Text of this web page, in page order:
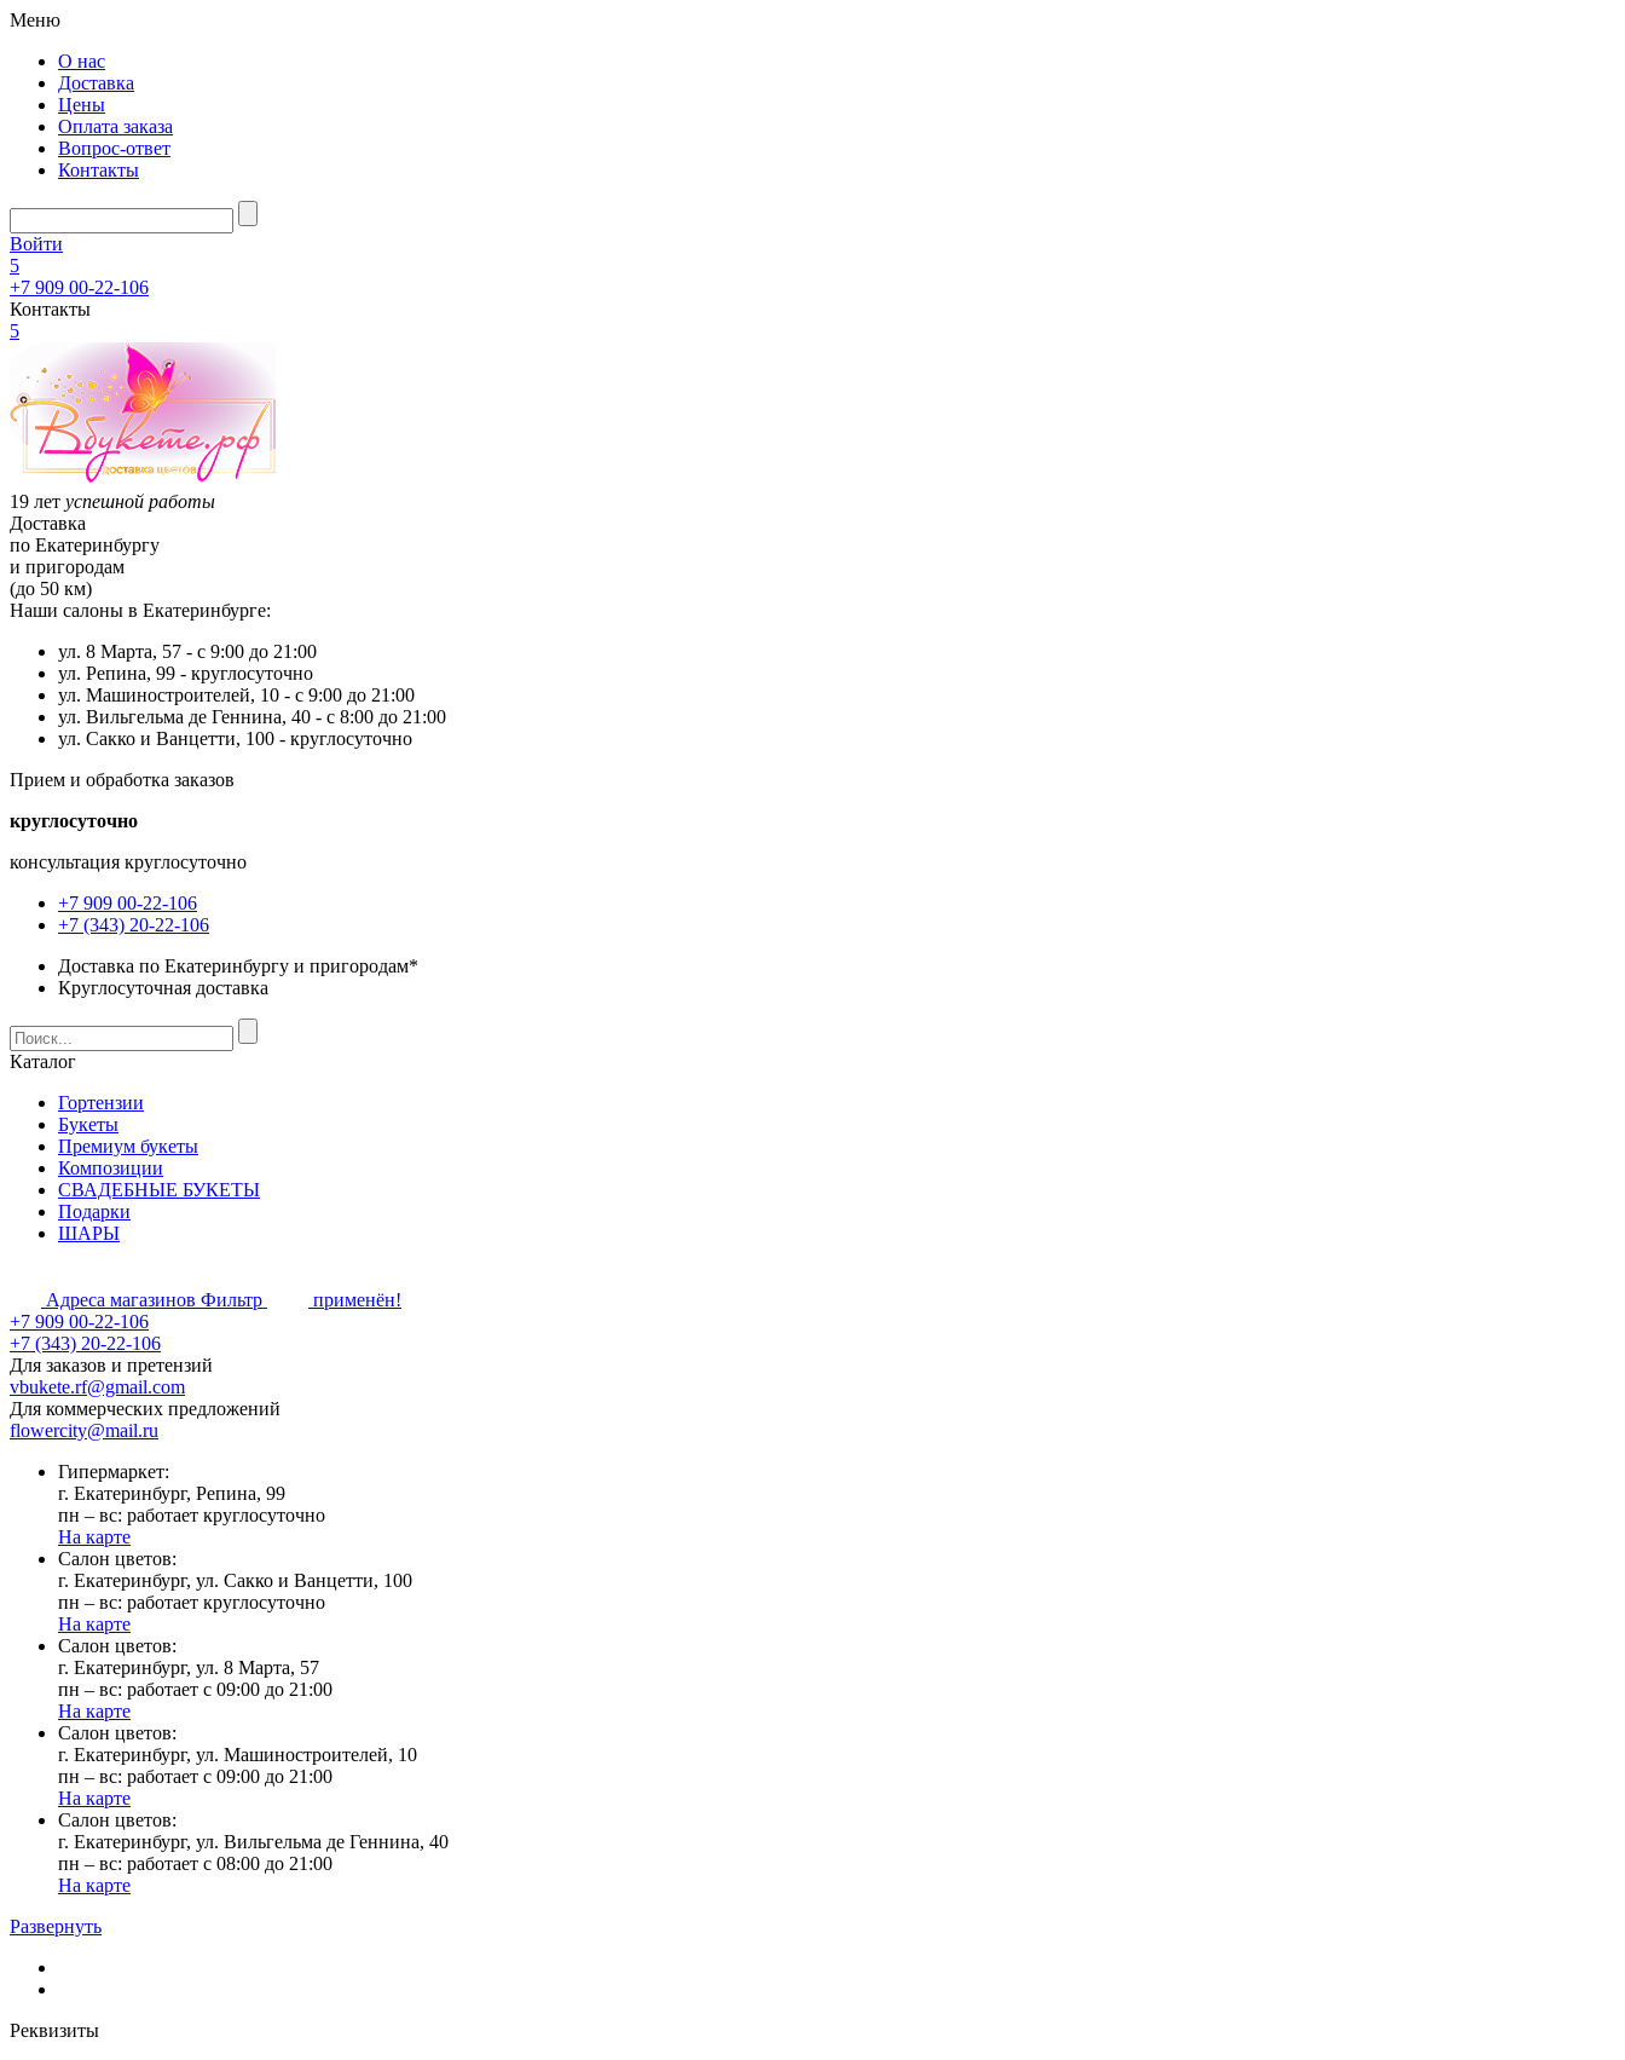
Меню
О нас
Доставка
Цены
Оплата заказа
Вопрос-ответ
Контакты
Войти
5
+7 909 00-22-106
Контакты
5
19 лет успешной работы
Доставка
по Екатеринбургу
и пригородам
(до 50 км)
Наши салоны в Екатеринбурге:
ул. 8 Марта, 57 - с 9:00 до 21:00
ул. Репина, 99 - круглосуточно
ул. Машиностроителей, 10 - с 9:00 до 21:00
ул. Вильгельма де Геннина, 40 - с 8:00 до 21:00
ул. Сакко и Ванцетти, 100 - круглосуточно
Прием и обработка заказов
круглосуточно
консультация круглосуточно
+7 909 00-22-106
+7 (343) 20-22-106
Доставка по Екатеринбургу и пригородам*
Круглосуточная доставка
Каталог
Гортензии
Букеты
Премиум букеты
Композиции
СВАДЕБНЫЕ БУКЕТЫ
Подарки
ШАРЫ
Адреса магазинов Фильтр
применён!
+7 909 00-22-106
+7 (343) 20-22-106
Для заказов и претензий
vbukete.rf@gmail.com
Для коммерческих предложений
flowercity@mail.ru
Гипермаркет:
г. Екатеринбург, Репина, 99
пн – вс: работает круглосуточно
На карте
Cалон цветов:
г. Екатеринбург, ул. Сакко и Ванцетти, 100
пн – вс: работает круглосуточно
На карте
Cалон цветов:
г. Екатеринбург, ул. 8 Марта, 57
пн – вс: работает с 09:00 до 21:00
На карте
Cалон цветов:
г. Екатеринбург, ул. Машиностроителей, 10
пн – вс: работает с 09:00 до 21:00
На карте
Cалон цветов:
г. Екатеринбург, ул. Вильгельма де Геннина, 40
пн – вс: работает с 08:00 до 21:00
На карте
Развернуть
Реквизиты